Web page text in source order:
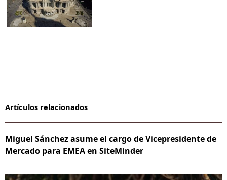
Artículos relacionados
Miguel Sánchez asume el cargo de Vicepresidente de
Mercado para EMEA en SiteMinder